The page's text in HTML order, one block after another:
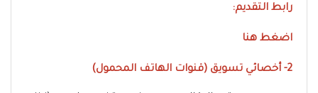
رابط التقديم:
اضغط هنا
2- أخصائي تسويق (قنوات الهاتف المحمول)